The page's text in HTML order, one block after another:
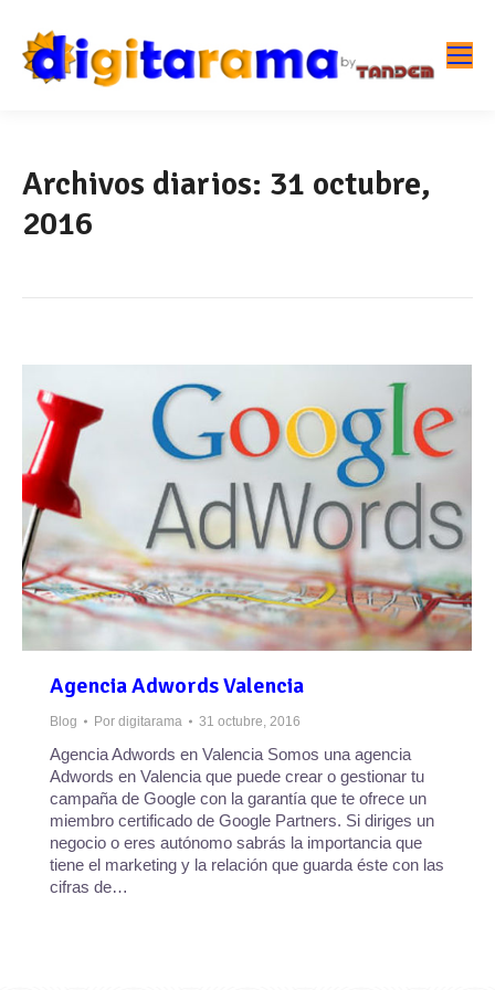
Archivos diarios: 31 octubre,
2016
Agencia Adwords Valencia
Blog Por digitarama 31 octubre, 2016
Agencia Adwords en Valencia Somos una agencia
Adwords en Valencia que puede crear o gestionar tu
campaña de Google con la garantía que te ofrece un
miembro certificado de Google Partners. Si diriges un
negocio o eres autónomo sabrás la importancia que
tiene el marketing y la relación que guarda éste con las
cifras de…